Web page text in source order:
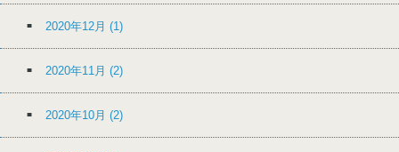
2020年12月 (1)
2020年11月 (2)
2020年10月 (2)